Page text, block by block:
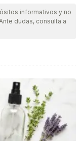
confiabilidad,
artículo fue
A., & Scott, D.
Adults with
informativos y no
dudas, consulta a